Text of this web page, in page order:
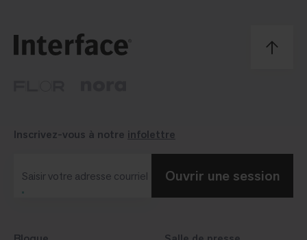
Inscrivez-vous à notre infolettre
Saisir votre adresse courriel Ouvrir une session